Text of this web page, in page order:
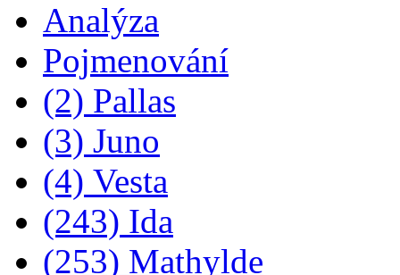
Analýza
Pojmenování
(2) Pallas
(3) Juno
(4) Vesta
(243) Ida
(253) Mathylde